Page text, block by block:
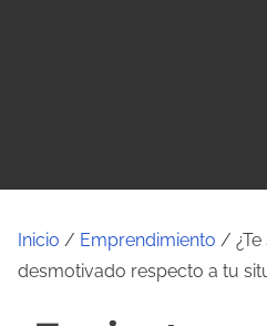
Inicio / Emprendimiento / ¿Te
desmotivado respecto a tu